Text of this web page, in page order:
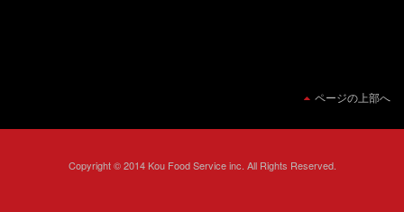
ページの上部へ
Copyright © 2014 Kou Food Service inc. All Rights Reserved.